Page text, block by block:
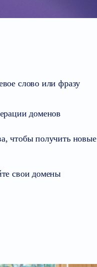
слово или фразу
доменов
чтобы получить новые
свои домены